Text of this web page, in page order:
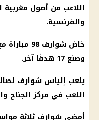
اللاعب من أصول مغربية
والفرنسية.
وصنع 17 هدفًا آخر.
يلعب إلياس شوارف
اللعب في مركز الجناح